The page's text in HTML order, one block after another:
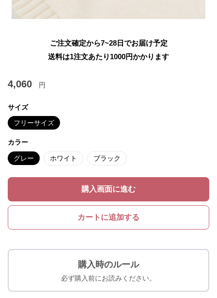
ご注文確定から7~28日でお届け予定
送料は1注文あたり 1000円かかります
4,060 円
サイズ
フリーサイズ
カラー
グレー ホワイト ブラック
購入画面に進む
カートに追加する
購入時のルール
必ず購入前にお読みください。